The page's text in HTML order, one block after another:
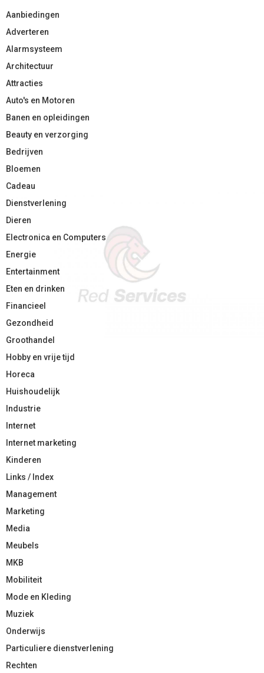
Aanbiedingen
Adverteren
Alarmsysteem
Architectuur
Attracties
Auto's en Motoren
Banen en opleidingen
Beauty en verzorging
Bedrijven
Bloemen
Cadeau
Dienstverlening
Dieren
Electronica en Computers
Energie
Entertainment
Eten en drinken
Financieel
Gezondheid
Groothandel
Hobby en vrije tijd
Horeca
Huishoudelijk
Industrie
Internet
Internet marketing
Kinderen
Links / Index
Management
Marketing
Media
Meubels
MKB
Mobiliteit
Mode en Kleding
Muziek
Onderwijs
Particuliere dienstverlening
Rechten